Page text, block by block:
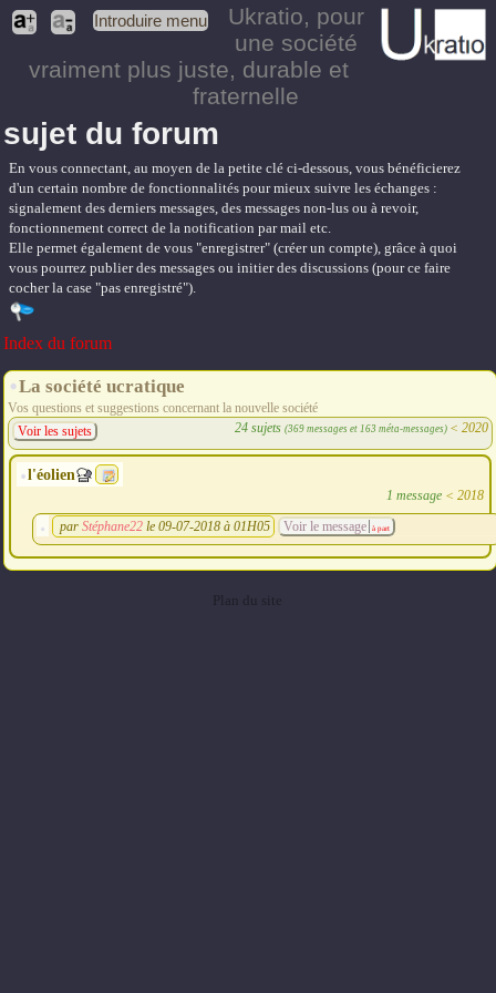
Introduire menu Ukratio, pour
une société
vraiment plus juste, durable et
fraternelle
sujet du forum
En vous connectant, au moyen de la petite clé ci-dessous, vous bénéficierez
d'un certain nombre de fonctionnalités pour mieux suivre les échanges :
signalement des derniers messages, des messages non-lus ou à revoir,
fonctionnement correct de la notification par mail etc.
Elle permet également de vous "enregistrer" (créer un compte), grâce à quoi
vous pourrez publier des messages ou initier des discussions (pour ce faire
cocher la case "pas enregistré").
Index du forum
La société ucratique
Vos questions et suggestions concernant la nouvelle société
24 sujets (369 messages et 163 méta-messages) < 2020
Voir les sujets
l'éolien
1 message< 2018
par Stéphane22 le 09-07-2018 à 01H05 Voir le message à part
Plan du site